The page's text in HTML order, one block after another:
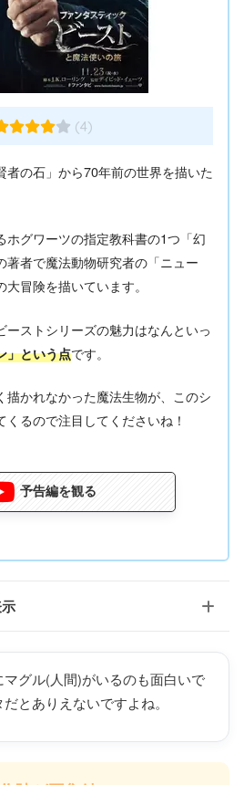
(4)
者の石」から70年前の世界を描いた
ホグワーツの指定教科書の1つ「幻
著者で魔法動物研究者の「ニュー
冒険を描いています。
ーストシリーズの魅力はなんといっ
」という点です。
描かれなかった魔法生物が、このシ
くるので注目してくださいね！
予告編を観る
ちょこちょいな魔法使い、ニュート・ス
を手に世界中を旅しながら魔法動物を集
マグル(人間)がいるのも面白いで
とありえないですよね。